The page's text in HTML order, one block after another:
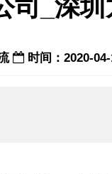
司_深
时间：2020-